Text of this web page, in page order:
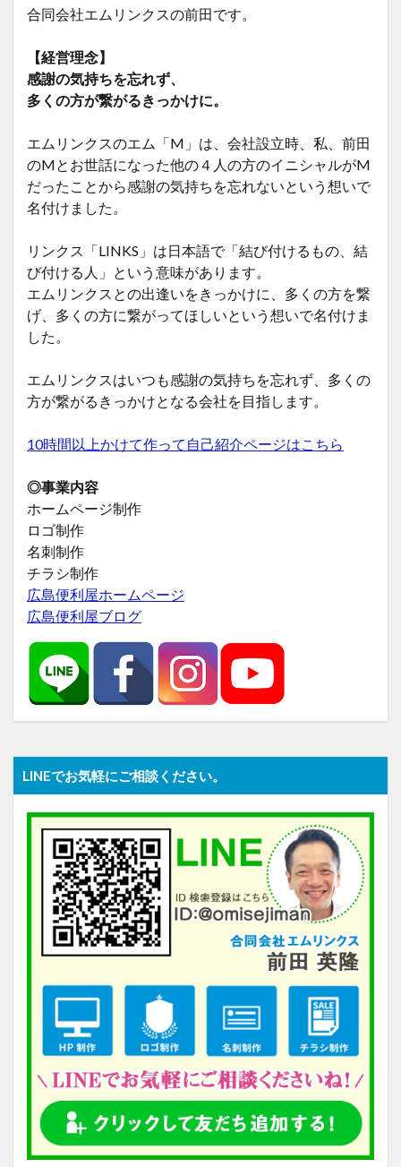
合同会社エムリンクスの前田です。
【経営理念】
感謝の気持ちを忘れず、
多くの方が繋がるきっかけに。
エムリンクスのエム「M」は、会社設立時、私、前田
のMとお世話になった他の４人の方のイニシャルがM
だったことから感謝の気持ちを忘れないという想いで
名付けました。
リンクス「LINKS」は日本語で「結び付けるもの、結
び付ける人」という意味があります。
エムリンクスとの出逢いをきっかけに、多くの方を繋
げ、多くの方に繋がってほしいという想いで名付けま
した。
エムリンクスはいつも感謝の気持ちを忘れず、多くの
方が繋がるきっかけとなる会社を目指します。
10時間以上かけて作って自己紹介ページはこちら
◎事業内容
ホームページ制作
ロゴ制作
名刺制作
チラシ制作
広島便利屋ホームページ
広島便利屋ブログ
LINEでお気軽にご相談ください。